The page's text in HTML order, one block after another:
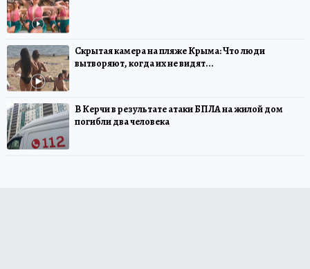
Скрытая камера на пляже Крыма: Что люди
вытворяют, когда их не видят...
В Керчи в результате атаки БПЛА на жилой дом
погибли два человека